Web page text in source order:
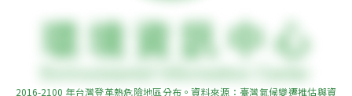
2016-2100 年台灣登革熱危險地區分布。資料來源：臺灣氣候變遷推估與資